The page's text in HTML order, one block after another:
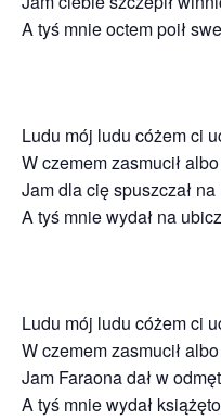
A tyś mnie octem poił
Ludu mój ludu cóżem ci
W czemem zasmucił
Jam dla cię spuszczał
A tyś mnie wydał na
Ludu mój ludu cóżem ci
W czemem zasmucił
Jam Faraona dał w
A tyś mnie wydał